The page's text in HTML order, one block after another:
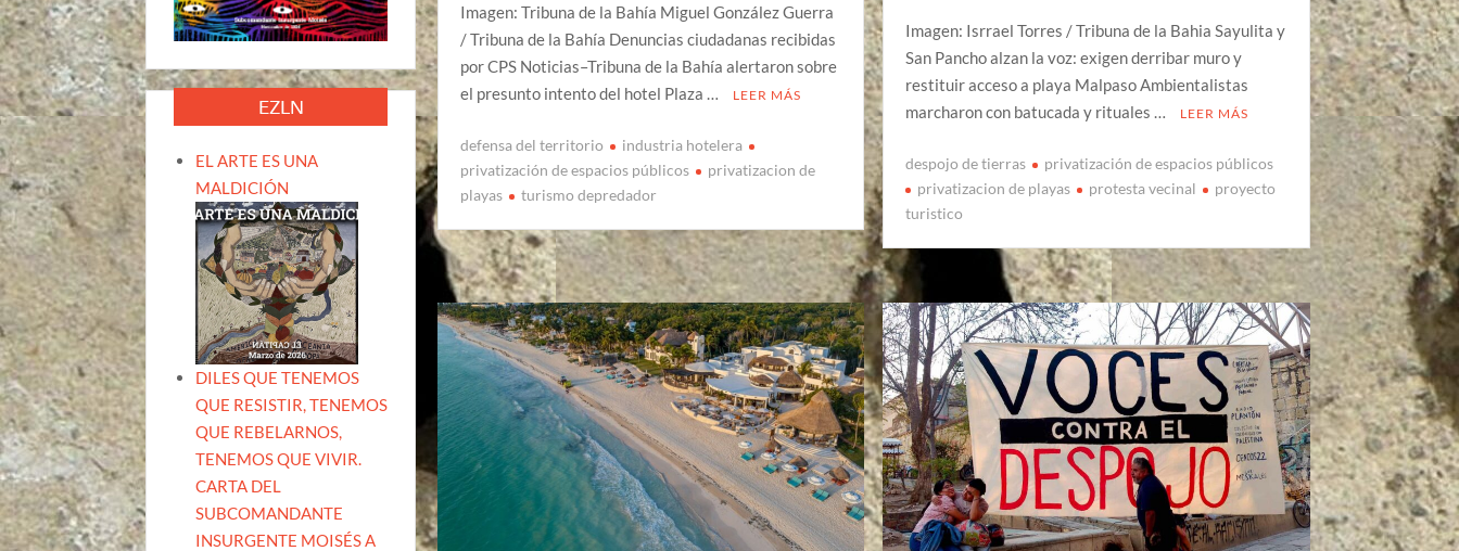
Imagen: Tribuna de la Bahía Miguel González Guerra
/ Tribuna de la Bahía Denuncias ciudadanas recibidas
por CPS Noticias–Tribuna de la Bahía alertaron sobre
el presunto intento del hotel Plaza …
LEER MÁS
defensa del territorio
industria hotelera
privatización de espacios públicos
privatizacion de
playas
turismo depredador
Imagen: Isrrael Torres / Tribuna de la Bahia Sayulita y
San Pancho alzan la voz: exigen derribar muro y
restituir acceso a playa Malpaso Ambientalistas
marcharon con batucada y rituales …
LEER MÁS
despojo de tierras
privatización de espacios públicos
privatizacion de playas
protesta vecinal
proyecto
turistico
EZLN
EL ARTE ES UNA
MALDICIÓN
DILES QUE TENEMOS
QUE RESISTIR, TENEMOS
QUE REBELARNOS,
TENEMOS QUE VIVIR.
CARTA DEL
SUBCOMANDANTE
INSURGENTE MOISÉS A